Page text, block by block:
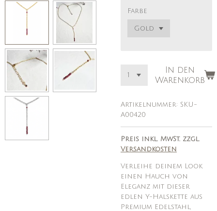
Farbe
In den
Warenkorb
Artikelnummer: SKU-
A00420
Preis inkl. MwSt. zzgl.
Versandkosten
Verleihe deinem Look
einen Hauch von
Eleganz mit dieser
edlen Y-Halskette aus
Premium Edelstahl,